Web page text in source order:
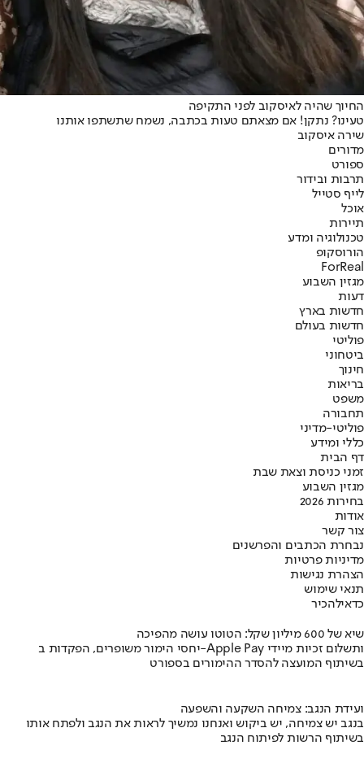
החיוך שהיה לאיסקוב לפני התקיפה
טעינו? נתקן! אם מצאתם טעות בכתבה, נשמח שתשתפו אותנו
שירה איסקוב
מדורים
ספורט
תרבות ובידור
לייף סטייל
אוכל
תיירות
טכנולוגיה ומדע
הורוסקופ
ForReal
מגזין השבוע
דעות
חדשות בארץ
חדשות בעולם
פוליטי
ביטחוני
חינוך
בריאות
משפט
תחבורה
פוליטי-מדיני
כללי ומידע
דף הבית
זמני כניסת וצאת שבת
מגזין השבוע
בחירות 2026
אודות
צור קשר
נבחרת הכתבים והפרשנים
מדיניות פרטיות
הצהרת נגישות
תנאי שימוש
כדאילהכיר
שיא של 600 מיליון שקל: הטוטו עושה מהפיכה
יחסי הימור משופרים, הפקדות ב-Apple Pay ותשלום זכיות מיידי
בשיתוף המועצה להסדר ההימורים בספורט
ועידת הנגב: צמיחה השקעה והשפעה
בנגב יש צמיחה, יש ביקוש ואנחנו נמשיך לראות את הנגב ולפתח אותו
בשיתוף הרשות לפיתוח הנגב